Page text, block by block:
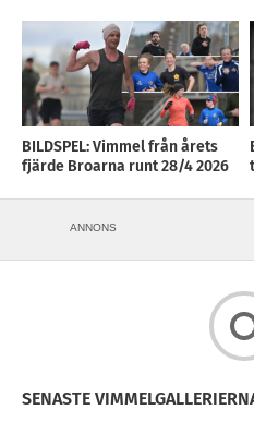
BILDSPEL: Vimmel från årets
fjärde Broarna runt 28/4 2026
ANNONS
SENASTE